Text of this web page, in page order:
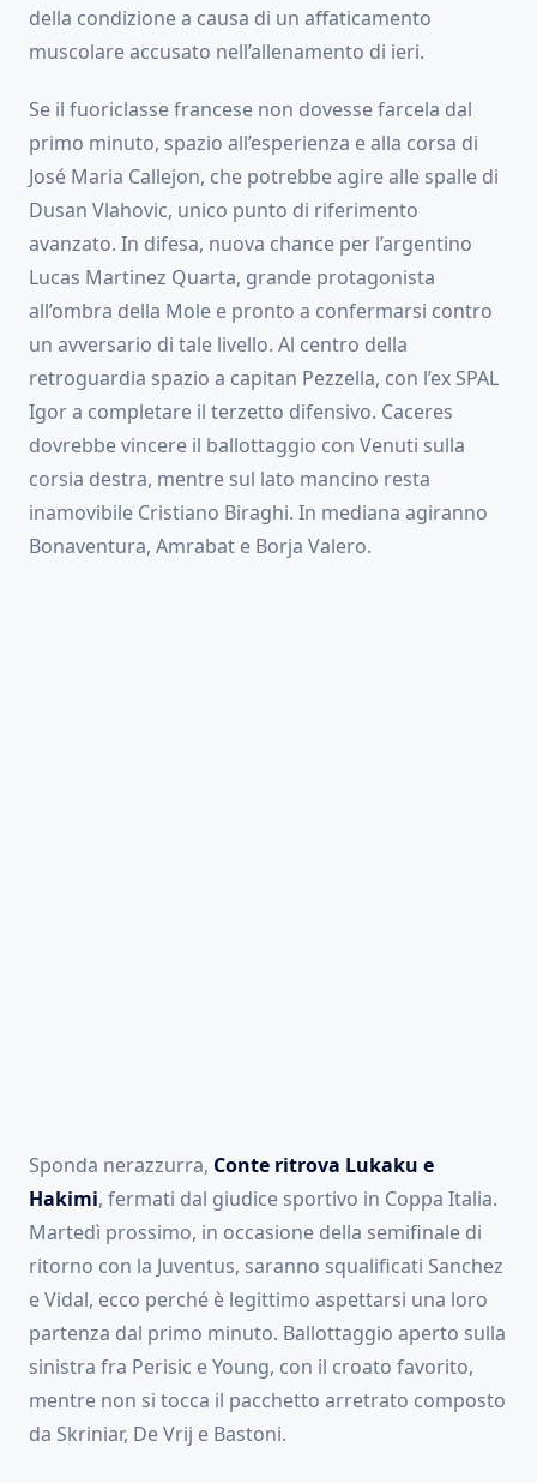
della condizione a causa di un affaticamento
muscolare accusato nell’allenamento di ieri.
Se il fuoriclasse francese non dovesse farcela dal
primo minuto, spazio all’esperienza e alla corsa di
José Maria Callejon, che potrebbe agire alle spalle di
Dusan Vlahovic, unico punto di riferimento
avanzato. In difesa, nuova chance per l’argentino
Lucas Martinez Quarta, grande protagonista
all’ombra della Mole e pronto a confermarsi contro
un avversario di tale livello. Al centro della
retroguardia spazio a capitan Pezzella, con l’ex SPAL
Igor a completare il terzetto difensivo. Caceres
dovrebbe vincere il ballottaggio con Venuti sulla
corsia destra, mentre sul lato mancino resta
inamovibile Cristiano Biraghi. In mediana agiranno
Bonaventura, Amrabat e Borja Valero.
Sponda nerazzurra, Conte ritrova Lukaku e
Hakimi, fermati dal giudice sportivo in Coppa Italia.
Martedì prossimo, in occasione della semifinale di
ritorno con la Juventus, saranno squalificati Sanchez
e Vidal, ecco perché è legittimo aspettarsi una loro
partenza dal primo minuto. Ballottaggio aperto sulla
sinistra fra Perisic e Young, con il croato favorito,
mentre non si tocca il pacchetto arretrato composto
da Skriniar, De Vrij e Bastoni.